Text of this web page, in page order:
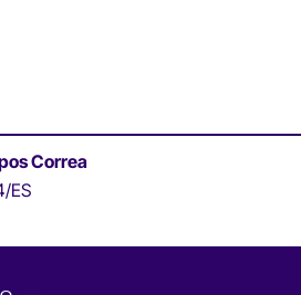
Correa
ES